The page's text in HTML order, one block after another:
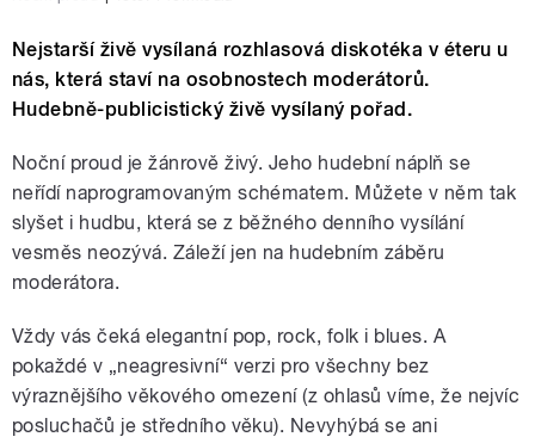
Nejstarší živě vysílaná rozhlasová diskotéka v éteru u
nás, která staví na osobnostech moderátorů.
Hudebně-publicistický živě vysílaný pořad.
Noční proud je žánrově živý. Jeho hudební náplň se
neřídí naprogramovaným schématem. Můžete v něm tak
slyšet i hudbu, která se z běžného denního vysílání
vesměs neozývá. Záleží jen na hudebním záběru
moderátora.
Vždy vás čeká elegantní pop, rock, folk i blues. A
pokaždé v „neagresivní“ verzi pro všechny bez
výraznějšího věkového omezení (z ohlasů víme, že nejvíc
posluchačů je středního věku). Nevyhýbá se ani